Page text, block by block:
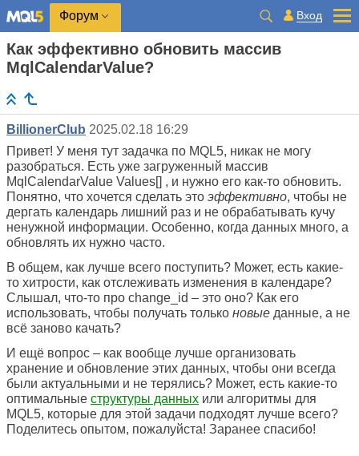
Форум Вход
Как эффективно обновить массив
MqlCalendarValue?
BillionerClub 2025.02.18 16:29
Привет! У меня тут задачка по MQL5, никак не могу
разобраться. Есть уже загруженный массив
MqlCalendarValue Values[] , и нужно его как-то обновить.
Понятно, что хочется сделать это эффективно, чтобы не
дергать календарь лишний раз и не обрабатывать кучу
ненужной информации. Особенно, когда данных много, а
обновлять их нужно часто.
В общем, как лучше всего поступить? Может, есть какие-
то хитрости, как отслеживать изменения в календаре?
Слышал, что-то про change_id – это оно? Как его
использовать, чтобы получать только новые данные, а не
всё заново качать?
И ещё вопрос – как вообще лучше организовать
хранение и обновление этих данных, чтобы они всегда
были актуальными и не терялись? Может, есть какие-то
оптимальные структуры данных или алгоритмы для
MQL5, которые для этой задачи подходят лучше всего?
Поделитесь опытом, пожалуйста! Заранее спасибо!